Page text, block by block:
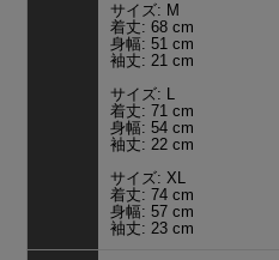
サイズ: M
着丈: 68 cm
身幅: 51 cm
袖丈: 21 cm
サイズ: L
着丈: 71 cm
身幅: 54 cm
袖丈: 22 cm
サイズ: XL
着丈: 74 cm
身幅: 57 cm
袖丈: 23 cm